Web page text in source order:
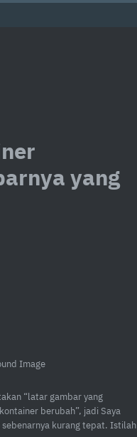
yang
“latar gambar yang
berubah”, jadi Saya
sebenarnya kurang tepat. Istilah